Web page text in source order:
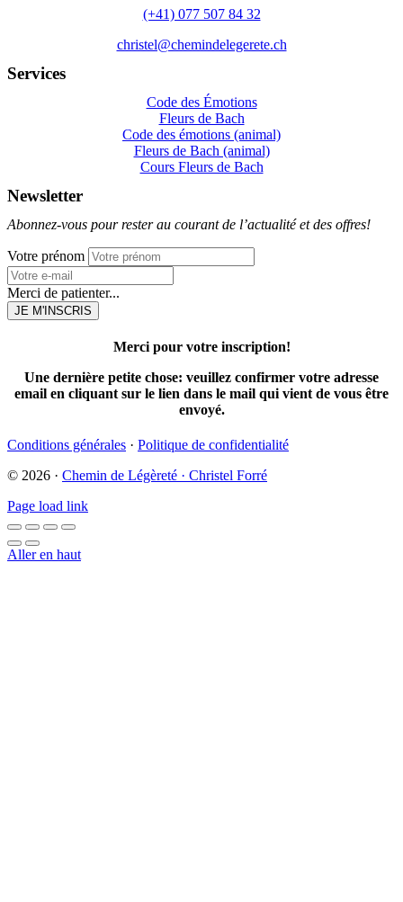
(+41) 077 507 84 32
christel@chemindelegerete.ch
Services
Code des Émotions
Fleurs de Bach
Code des émotions (animal)
Fleurs de Bach (animal)
Cours Fleurs de Bach
Newsletter
Abonnez-vous pour rester au courant de l’actualité et des offres!
Votre prénom
Merci de patienter...
JE M'INSCRIS
Merci pour votre inscription!
Une dernière petite chose: veuillez confirmer votre adresse
email en cliquant sur le lien dans le mail qui vient de vous être
envoyé.
Conditions générales · Politique de confidentialité
© 2026 · Chemin de Légèreté · Christel Forré
Page load link
Aller en haut